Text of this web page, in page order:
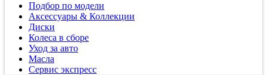
Подбор по модели
Аксессуары & Коллекции
Диски
Колеса в сборе
Уход за авто
Масла
Сервис экспресс